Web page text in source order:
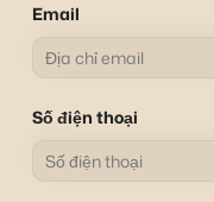
Email
Số điện thoại